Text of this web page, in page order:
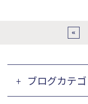
ブログカテゴ